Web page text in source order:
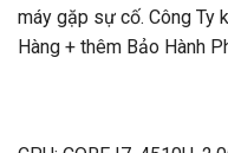
máy gặp sự cố. Công Ty
Hàng + thêm Bảo Hành